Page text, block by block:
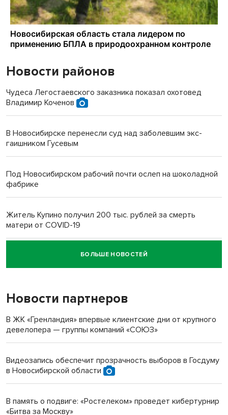
Новости районов
Чудеса Легостаевского заказника показал охотовед
Владимир Коченов
В Новосибирске перенесли суд над заболевшим экс-
гаишником Гусевым
Под Новосибирском рабочий почти ослеп на шоколадной
фабрике
Житель Купино получил 200 тыс. рублей за смерть
матери от COVID-19
Новосибирский суд наказал водителя за смерть
пенсионерки на вокзале
«Мы живём на пастбище!»: в новосибирском селе лошади
терроризируют жителей
Новосибирский преподаватель с женой вошли в топ-16
БОЛЬШЕ НОВОСТЕЙ
Новости партнеров
В ЖК «Гренландия» впервые клиентские дни от крупного
девелопера — группы компаний «СОЮЗ»
Видеозапись обеспечит прозрачность выборов в Госдуму
в Новосибирской области
В память о подвиге: «Ростелеком» проведет кибертурнир
«Битва за Москву»